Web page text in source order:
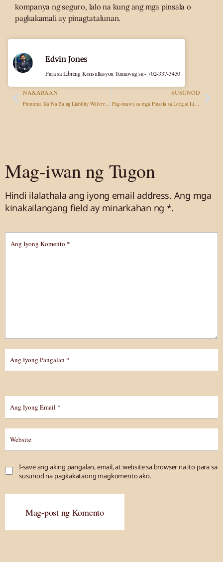
kompanya ng seguro, lalo na kung ang mga pinsala o
pagkakamali ay pinagtatalunan.
NAKARAAN
Pumirma Ka Na Ba ng Liability Waiver? Ano Pa Rin ang Maaari Mo (at Hindi Kayang) Idemanda?
SUSUNOD
Edvin Jones
Para sa Libreng Konsultasyon Tumawag sa - 702-337-3430
Mag-iwan ng Tugon
Hindi ilalathala ang iyong email address. Ang mga
kinakailangang field ay minarkahan ng *.
I-save ang aking pangalan, email, at website sa browser na ito para sa
susunod na pagkakataong magkomento ako.
Mag-post ng Komento